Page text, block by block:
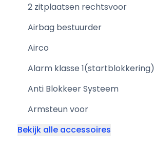
2 zitplaatsen rechtsvoor
Airbag bestuurder
Airco
Alarm klasse 1(startblokkering)
Anti Blokkeer Systeem
Armsteun voor
Bekijk alle accessoires